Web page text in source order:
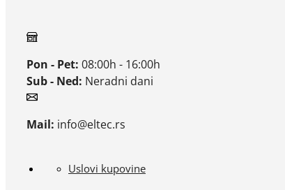
Pon - Pet: 08:00h - 16:00h
Sub - Ned: Neradni dani
Mail: info@eltec.rs
Uslovi kupovine